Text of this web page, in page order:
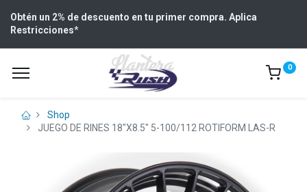
Obtén un 2% de descuento en tu primer compra. Aplica
Restricciones*
0
Shop
JUEGO DE RINES 18"X8.5" 5-100/112 ROTIFORM LAS-R